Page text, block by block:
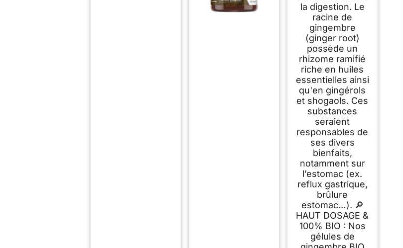
la digestion. Le
racine de
gingembre
(ginger root)
possède un
rhizome ramifié
riche en huiles
essentielles ainsi
qu'en gingérols
et shogaols. Ces
substances
seraient
responsables de
ses divers
bienfaits,
notamment sur
l’estomac (ex.
reflux gastrique,
brûlure
estomac…). 🔎
HAUT DOSAGE &
100% BIO : Nos
gélules de